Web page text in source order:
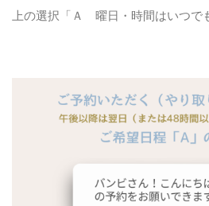
上の選択「Ａ 曜日・時間はいつで